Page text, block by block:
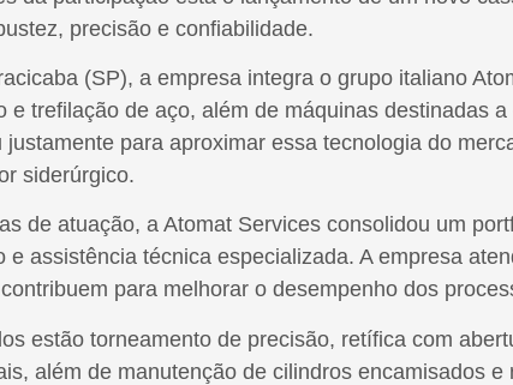
precisão e confiabilidade.
(SP), a empresa integra o grupo italiano
e trefilação de aço, além de máquinas destinadas
para aproximar essa tecnologia do
siderúrgico.
de atuação, a Atomat Services consolidou um
e assistência técnica especializada. A empresa
para melhorar o desempenho dos
estão torneamento de precisão, retífica com
além de manutenção de cilindros encamisados